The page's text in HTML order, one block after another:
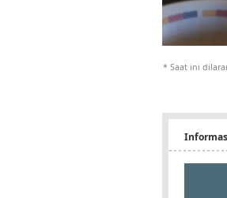
* Saat ini